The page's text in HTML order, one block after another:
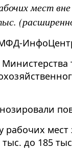
мест
рабочих
тыс. до 185